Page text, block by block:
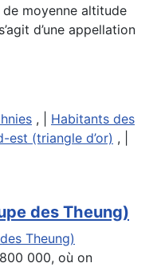
moyenne altitude
d’une appellation
, | Habitants des
est (triangle d’or) , |
des Theung)
000, où on